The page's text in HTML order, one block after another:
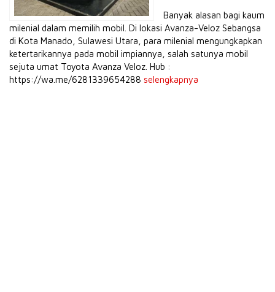
Banyak alasan bagi kaum
milenial dalam memilih mobil. Di lokasi Avanza-Veloz Sebangsa
di Kota Manado, Sulawesi Utara, para milenial mengungkapkan
ketertarikannya pada mobil impiannya, salah satunya mobil
sejuta umat Toyota Avanza Veloz. Hub :
https://wa.me/6281339654288 selengkapnya